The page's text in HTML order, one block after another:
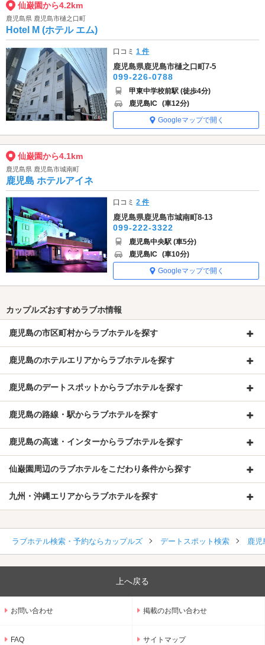
仙巌園から4.2km
鹿児島県 鹿児島市樋之口町
Hotel M (ホテル エム)
口コミ1 件
鹿児島県鹿児島市樋之口町7-5
099-226-0788
甲東中学校前駅 (徒歩4分)
鹿児島IC (車12分)
Googleマップで開く
仙巌園から4.1km
鹿児島県 鹿児島市城南町
鹿児島 ホテルアイネ
口コミ2 件
鹿児島県鹿児島市城南町8-13
099-222-3322
鹿児島中央駅 (車5分)
鹿児島IC (車10分)
Googleマップで開く
カップルズおすすめラブホ情報
鹿児島の市区町村からラブホテルを探す
鹿児島のホテルエリアからラブホテルを探す
鹿児島のデートスポットからラブホテルを探す
鹿児島の路線・駅からラブホテルを探す
鹿児島の高速・インターからラブホテルを探す
仙巌園周辺のラブホテルをこだわり条件から探す
九州・沖縄エリアからラブホテルを探す
ラブホテル検索・予約ならカップルズ デートスポット検索 鹿児
上へ戻る
お問い合わせ 掲載のお問い合わせ
FAQ サイトマップ